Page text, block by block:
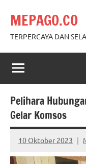
content
MEPAGO.CO
TERPERCAYA DAN
Pelihara
Gelar Komsos
10 Oktober 2023
No
comments